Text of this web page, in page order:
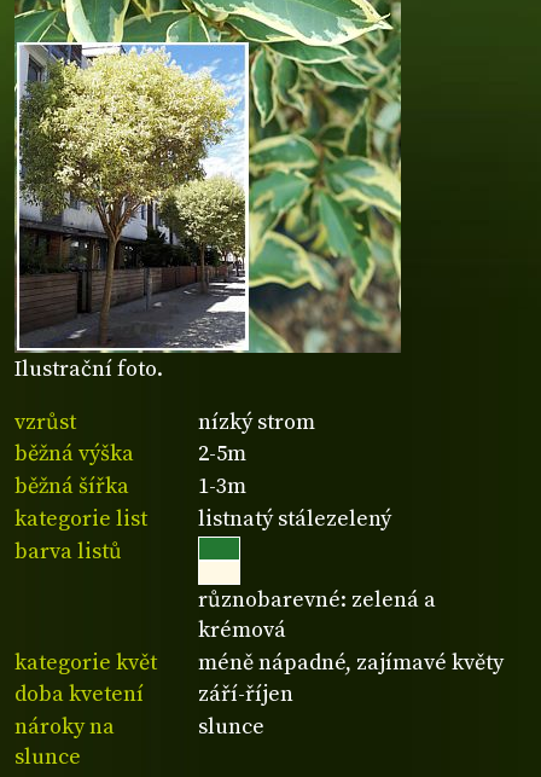
Ilustrační foto.
vzrůst
nízký strom
běžná výška
2-5m
běžná šířka
1-3m
kategorie list
listnatý stálezelený
barva listů
různobarevné: zelená a
krémová
kategorie květ
méně nápadné, zajímavé květy
doba kvetení
září-říjen
nároky na
slunce
slunce